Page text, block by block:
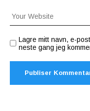
Lagre mitt navn, e-
neste gang jeg